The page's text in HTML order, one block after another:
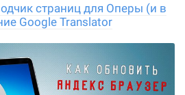
страниц для Оперы (и в
Google Translator